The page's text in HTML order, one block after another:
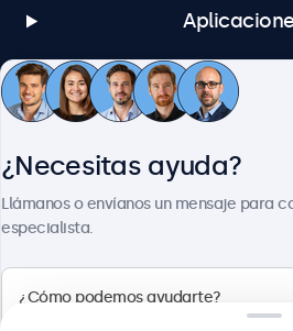
Atención al
¿Necesitas ayuda?
Llámanos o envíanos un mensaje para
especialista.